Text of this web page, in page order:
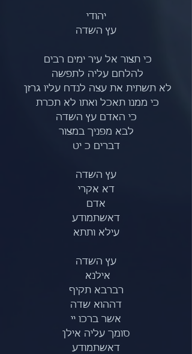
יהודי
עץ השדה
כי תצור אל עיר ימים רבים
להלחם עליה לתפשה
לא תשתית את עצה לנדח עליו גרזן
כי ממנו תאכל ואתו לא תכרת
כי האדם עץ השדה
לבא מפניך במצור
דברים כ יט
עץ השדה
דא אקרי
אדם
דאשתמודע
עילא ותתא
עץ השדה
אילנא
רברבא תקיף
דההוא שדה
אשר ברכו יי
סומך עליה אילן
דאשתמודע